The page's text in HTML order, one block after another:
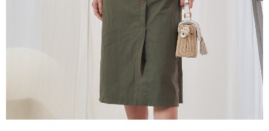
易，需依本服務之必要範圍內提供個人資料，並將交易相關給付款項請求債
權轉讓予恩沛科技股份有限公司。
２．關於個人資料處理事宜，請瀏覽以下網址：
３．未成年的使用者請事先徵得法定代理人或監護人之同意方可使用
「AFTEE先享後付」，若未經同意申辦者引起之損失，本公司不負相關責
４．使用「AFTEE先享後付」時，將依據個別帳號之用戶狀況，依本公司即
時審查核予不同之上限額度；若仍有額度不足之情形，本公司將視審查結果
５．嚴禁一人註冊多個帳號或使用他人資訊註冊。若發現惡意使用之情形，